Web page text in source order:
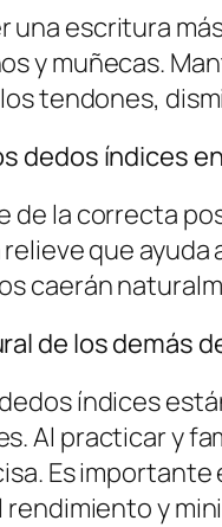
una escritura
y muñecas.
tendones,
índices en
la correcta
que ayuda
caerán
de los demás
índices
Al practicar y
Es
y